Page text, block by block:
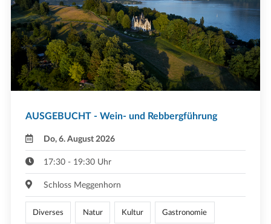
AUSGEBUCHT - Wein- und Rebbergführung
Do, 6. August 2026
17:30 - 19:30 Uhr
Schloss Meggenhorn
Diverses Natur Kultur Gastronomie